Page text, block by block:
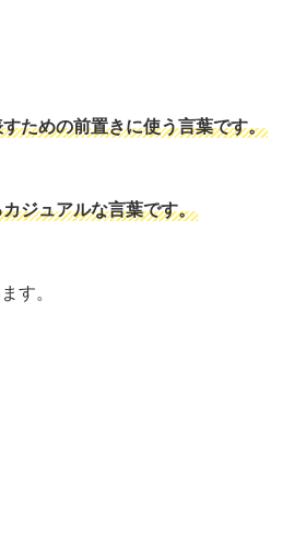
ための前置きに使う言葉です。
ジュアルな言葉です。
す。